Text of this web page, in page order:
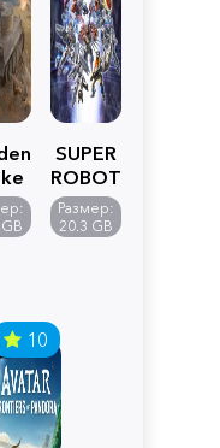
SUPER
ROBOT
WARS
Y
Размер:
20.3 GB
10